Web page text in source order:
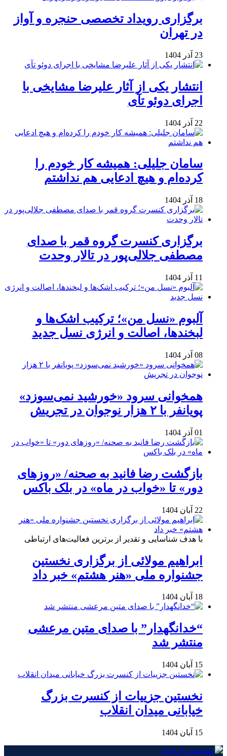
برگزاری رویداد تخصصی حنجره و آواز
در تهران
23 آذر 1404
انتشار یکی از آثار علیرضا مشایخی با
اجرای دوئو تآی
22 آذر 1404
سامان جلیلی: همیشه کار خودم را
کرده‌ام و هیچ ادعایی هم نداشتم
18 آذر 1404
برگزاری کنسرت گروه قمر با صدای
مصطفی جلالی‌پور در تالار وحدت
11 آذر 1404
آلبوم «نسل من»؛ ترکیب اشک‌ها و
لبخندها، اصالت و انرژی نسل جدید
08 آذر 1404
همخوانی سرود «خورشید نمی‌سوزد»
پویانفر با ۲ هزار نوجوان در تجریش
01 آذر 1404
بازگشت رضا فانید به صحنه/ «روزهای
دور» تا «خواب در ماه» در بلک باکس
22 آبان 1404
با هدف شناسایی و تقدیر از برترین فعالیت‌های ارتباطی
ابراهیم مولائی از برگزاری نخستین
جشنواره ملی «هنر هشتم» خبر داد
18 آبان 1404
“خدانگهدار” با صدای متین مرعشی
منتشر شد
15 آبان 1404
نخستین جزییات از کنسرت بزرگ
خیابانی میدان انقلاب
15 آبان 1404